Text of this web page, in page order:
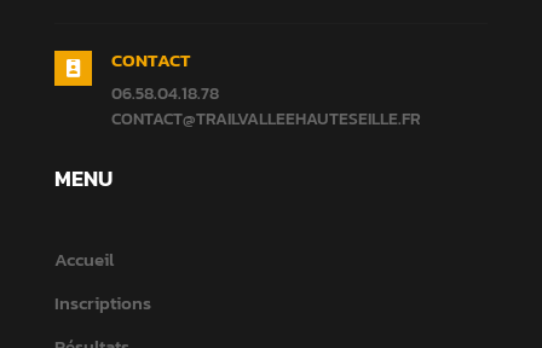
 CONTACT
06.58.04.18.78
CONTACT@TRAILVALLEEHAUTESEILLE.FR
MENU
Accueil
Inscriptions